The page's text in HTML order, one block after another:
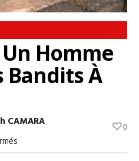
Homme
Bandits À
CAMARA
Insécurité
0